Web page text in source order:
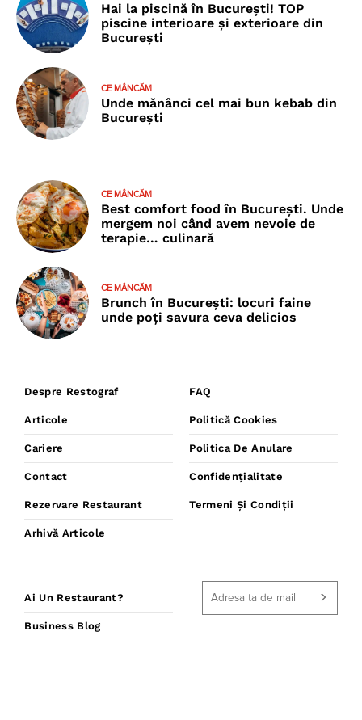
Hai la piscină în București! TOP
piscine interioare și exterioare din
București
CE MÂNCĂM
Unde mănânci cel mai bun kebab din
București
CE MÂNCĂM
Best comfort food în București. Unde
mergem noi când avem nevoie de
terapie… culinară
CE MÂNCĂM
Brunch în București: locuri faine
unde poţi savura ceva delicios
Despre Restograf
Articole
Cariere
Contact
Rezervare Restaurant
Arhivă Articole
FAQ
Politică Cookies
Politica De Anulare
Confidențialitate
Termeni Și Condiții
Ai Un Restaurant?
Business Blog